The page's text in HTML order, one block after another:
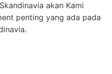
akan Kami
penting yang ada pada